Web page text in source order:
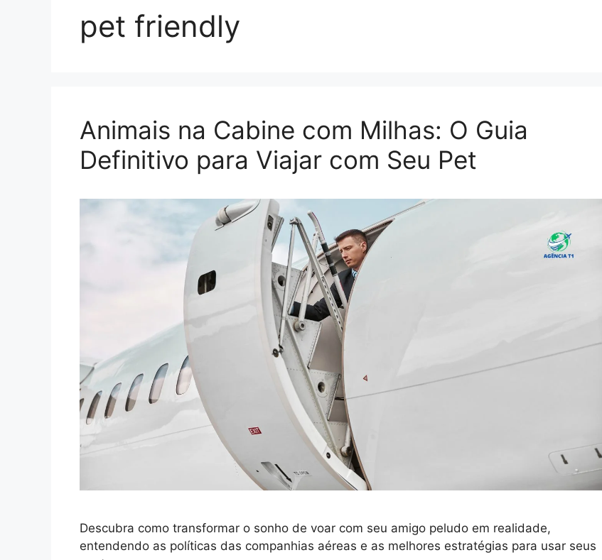
pet friendly
Animais na Cabine com Milhas: O Guia
Definitivo para Viajar com Seu Pet
Descubra como transformar o sonho de voar com seu amigo peludo em realidade,
entendendo as políticas das companhias aéreas e as melhores estratégias para usar seus